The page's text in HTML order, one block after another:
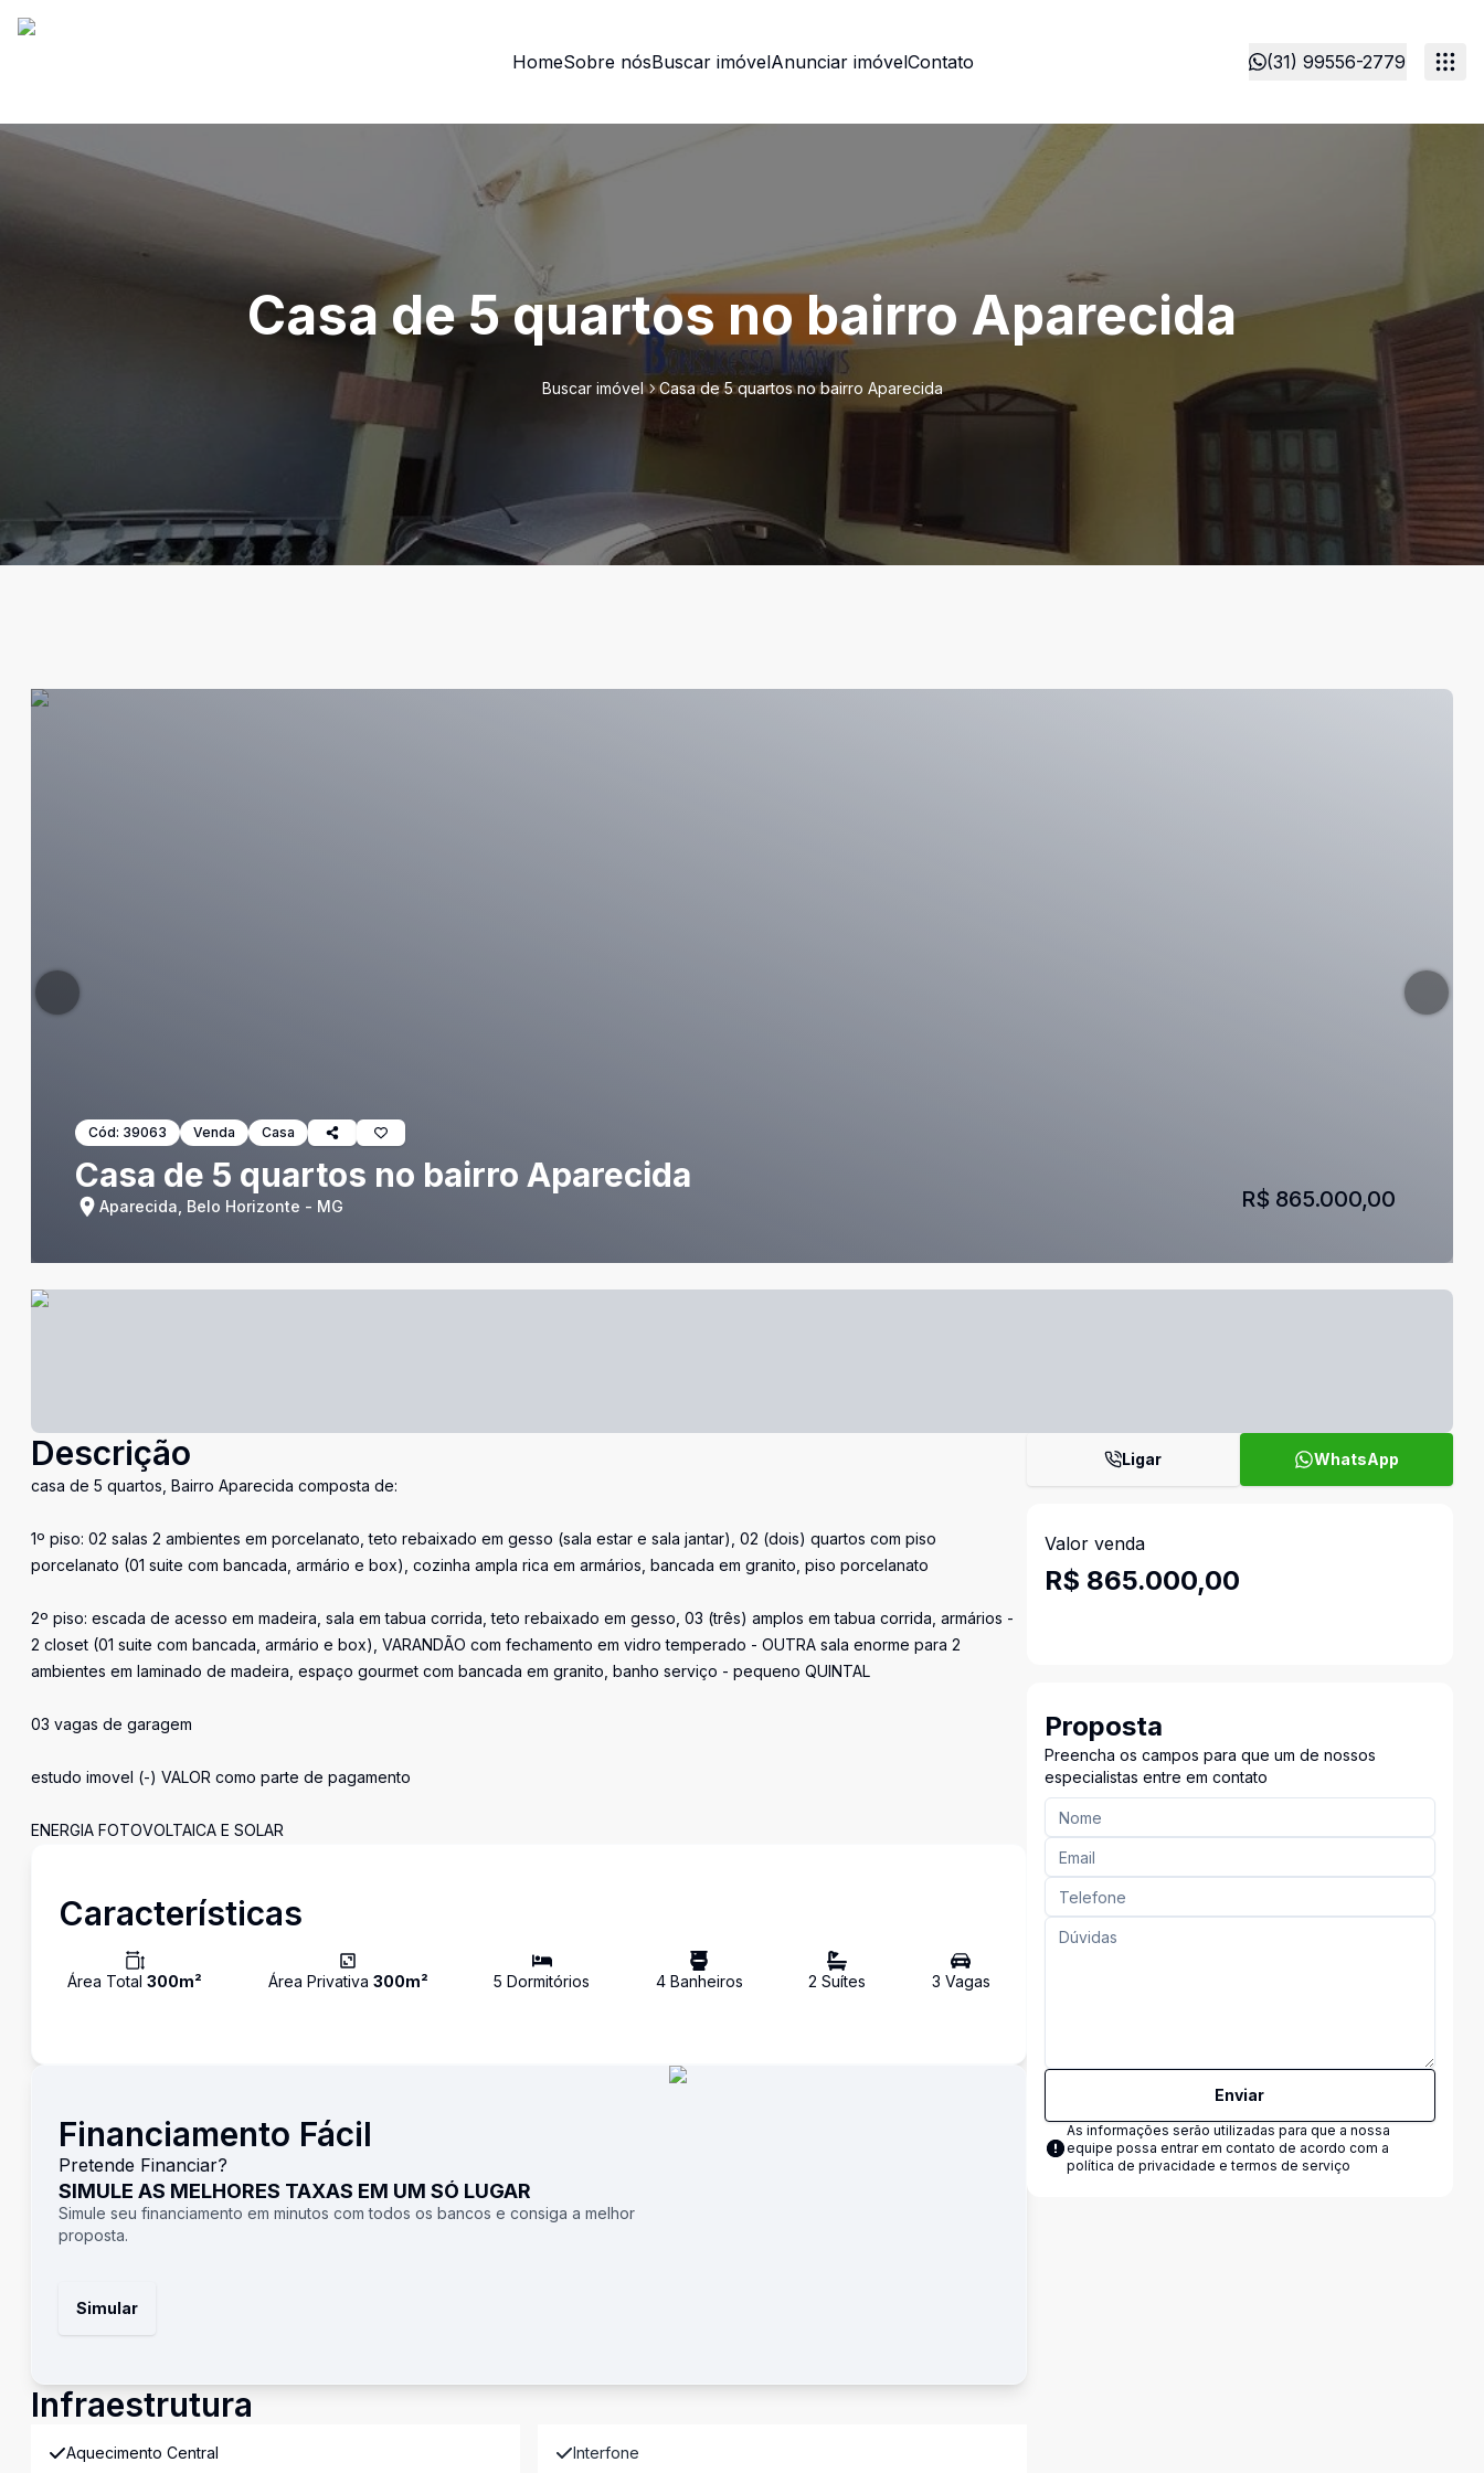
HomeSobre nósBuscar imóvelAnunciar imóvelContato (31) 99556-2779
Casa de 5 quartos no bairro Aparecida
Buscar imóvel Casa de 5 quartos no bairro Aparecida
Cód: 39063 Venda Casa
Casa de 5 quartos no bairro Aparecida
Aparecida, Belo Horizonte - MG R$ 865.000,00
Descrição
casa de 5 quartos, Bairro Aparecida composta de:
1º piso: 02 salas 2 ambientes em porcelanato, teto rebaixado em gesso (sala estar e sala jantar), 02 (dois) quartos com piso
porcelanato (01 suite com bancada, armário e box), cozinha ampla rica em armários, bancada em granito, piso porcelanato
2º piso: escada de acesso em madeira, sala em tabua corrida, teto rebaixado em gesso, 03 (três) amplos em tabua corrida, armários -
2 closet (01 suite com bancada, armário e box), VARANDÃO com fechamento em vidro temperado - OUTRA sala enorme para 2
ambientes em laminado de madeira, espaço gourmet com bancada em granito, banho serviço - pequeno QUINTAL
03 vagas de garagem
estudo imovel (-) VALOR como parte de pagamento
ENERGIA FOTOVOLTAICA E SOLAR
Características
Área Total 300m² Área Privativa 300m² 5 Dormitórios 4Banheiros 2 Suítes 3 Vagas
Financiamento Fácil
Pretende Financiar?
SIMULE AS MELHORES TAXAS EM UM SÓ LUGAR
Simule seu financiamento em minutos com todos os bancos e consiga a melhor
proposta.
Simular
Infraestrutura
Aquecimento Central Interfone
Ligar WhatsApp
Valor venda
R$ 865.000,00
Proposta
Preencha os campos para que um de nossos
especialistas entre em contato
Enviar
As informações serão utilizadas para que a nossa
equipe possa entrar em contato de acordo com a
política de privacidade e termos de serviço